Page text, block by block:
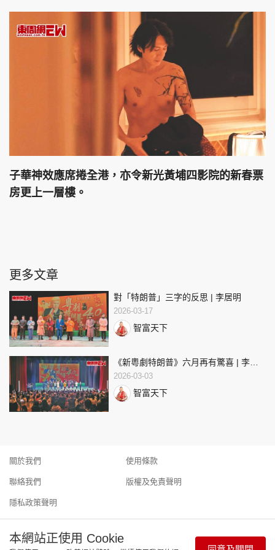
子華神效應席捲全港，亦令新光黃埔四影院的新春票
房更上一層樓。
更多文章
對「特朗普」三字的反思 | 李居明
2026-03-17
智富天下
《新粵劇特朗普》六月再有驚喜 | 李居
明
2026-03-03
智富天下
關於我們
聯絡我們
隱私政策聲明
使用條款
版權及免責聲明
本網站正使用 Cookie